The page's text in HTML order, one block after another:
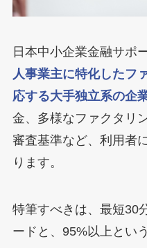
日本中小企業金融サポ
人事業主に特化したフ
応する大手独立系の企
金、多様なファクタリ
審査基準など、利用者
ります。
特筆すべきは、最短30
ードと、95%以上とい